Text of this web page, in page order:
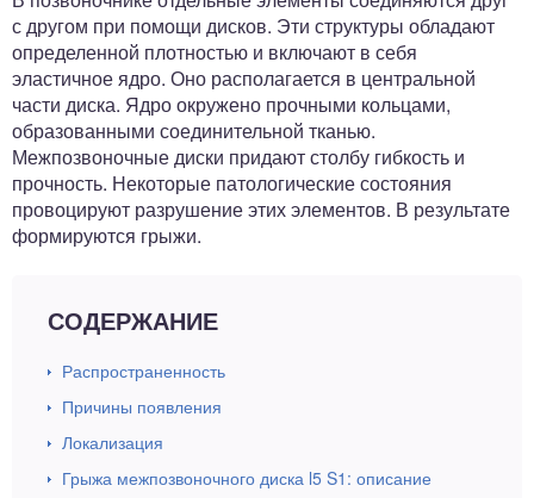
с другом при помощи дисков. Эти структуры обладают
определенной плотностью и включают в себя
эластичное ядро. Оно располагается в центральной
части диска. Ядро окружено прочными кольцами,
образованными соединительной тканью.
Межпозвоночные диски придают столбу гибкость и
прочность. Некоторые патологические состояния
провоцируют разрушение этих элементов. В результате
формируются грыжи.
СОДЕРЖАНИЕ
Распространенность
Причины появления
Локализация
Грыжа межпозвоночного диска l5 S1: описание